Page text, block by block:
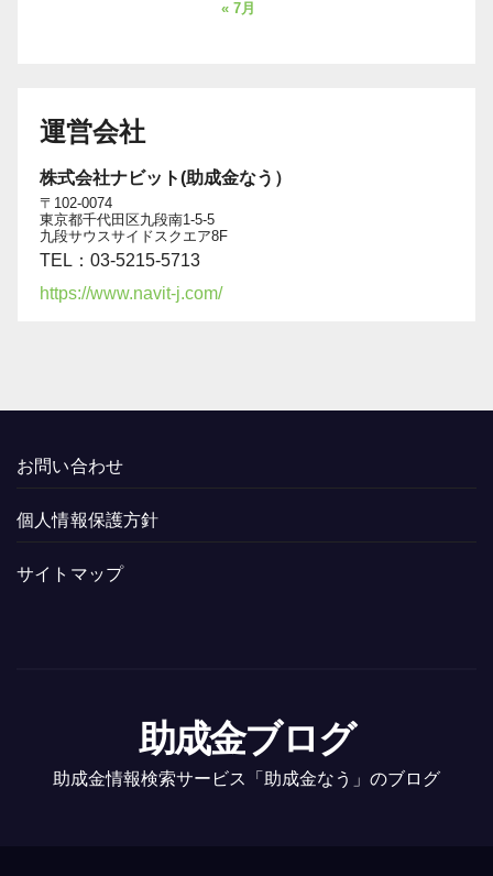
« 7月
運営会社
株式会社ナビット(助成金なう）
〒102-0074
東京都千代田区九段南1-5-5
九段サウスサイドスクエア8F
TEL：03-5215-5713
https://www.navit-j.com/
お問い合わせ
個人情報保護方針
サイトマップ
助成金ブログ
助成金情報検索サービス「助成金なう」のブログ